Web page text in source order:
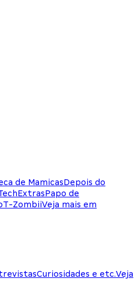
de MamicasDepois do
ExtrasPapo de
T-ZombiiVeja mais em
Curiosidades e etc.Veja